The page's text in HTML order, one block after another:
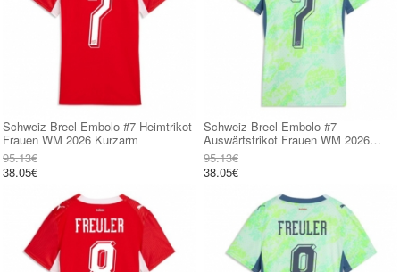
Schweiz Breel Embolo #7 Heimtrikot
Frauen WM 2026 Kurzarm
95.13€
38.05€
Schweiz Breel Embolo #7
Auswärtstrikot Frauen WM 2026
Kurzarm
95.13€
38.05€